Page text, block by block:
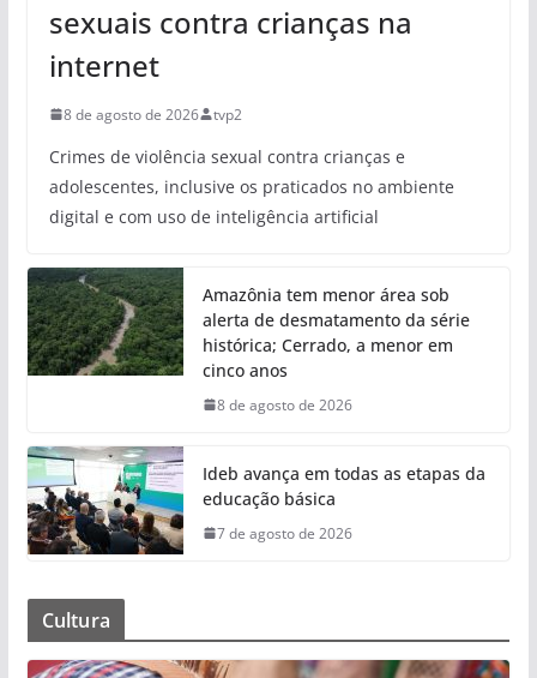
sexuais contra crianças na
internet
8 de agosto de 2026 tvp2
Crimes de violência sexual contra crianças e
adolescentes, inclusive os praticados no ambiente
digital e com uso de inteligência artificial
Amazônia tem menor área sob
alerta de desmatamento da série
histórica; Cerrado, a menor em
cinco anos
8 de agosto de 2026
Ideb avança em todas as etapas da
educação básica
7 de agosto de 2026
Cultura